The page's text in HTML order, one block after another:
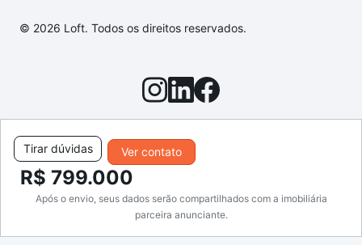
Ver contato
Tirar dúvidas
R$ 799.000
Após o envio, seus dados serão compartilhados com a imobiliária
parceira anunciante.
© 2026 Loft. Todos os direitos reservados.